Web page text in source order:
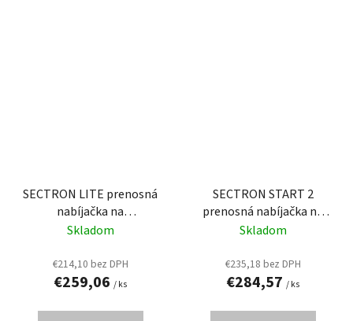
SECTRON LITE prenosná
nabíjačka na
elektromobil 16A (11 kW)
Skladom
€214,10 bez DPH
€259,06 / ks
SECTRON START 2
prenosná nabíjačka na
elektromobil 16A (11 kW)
Skladom
€235,18 bez DPH
€284,57 / ks